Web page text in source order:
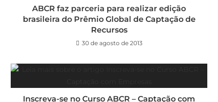
ABCR faz parceria para realizar edição
brasileira do Prêmio Global de Captação de
Recursos
30 de agosto de 2013
Inscreva-se no Curso ABCR – Captação com